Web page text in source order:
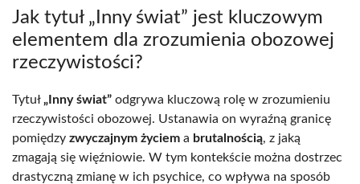
Jak tytuł „Inny świat” jest kluczowym
elementem dla zrozumienia obozowej
rzeczywistości?
Tytuł„Inny świat” odgrywa kluczową rolę w zrozumieniu
rzeczywistości obozowej. Ustanawia on wyraźną granicę
pomiędzy zwyczajnym życiem a brutalnością, z jaką
zmagają się więźniowie. W tym kontekście można dostrzec
drastyczną zmianę w ich psychice, co wpływa na sposób